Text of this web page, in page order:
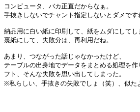
コンピュータ、バカ正直だからなぁ。
手抜きしないでチャント指定しないとダメです
納品用に白い紙に印刷して、紙をムダにしてし
裏紙にして、失敗分は、再利用だね。
あまり、つながった話じゃなかったけど、
テーブルの出身地でデータをまとめる処理を作
フト、そんな失敗を思い出してしまった。
※私らしい、手抜きの失敗でしょ（笑）、似た